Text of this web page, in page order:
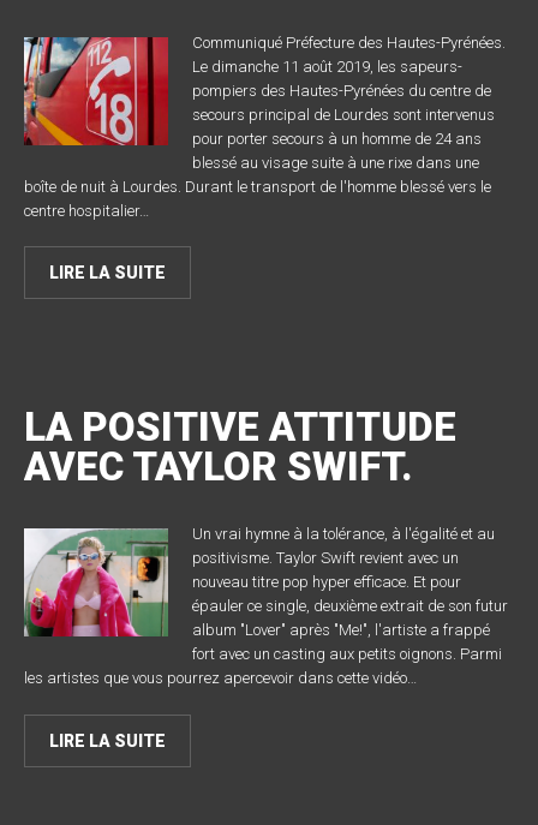
Communiqué Préfecture des Hautes-Pyrénées.
Le dimanche 11 août 2019, les sapeurs-
pompiers des Hautes-Pyrénées du centre de
secours principal de Lourdes sont intervenus
pour porter secours à un homme de 24 ans
blessé au visage suite à une rixe dans une
boîte de nuit à Lourdes. Durant le transport de l'homme blessé vers le
centre hospitalier…
LIRE LA SUITE
LA POSITIVE ATTITUDE
AVEC TAYLOR SWIFT.
Un vrai hymne à la tolérance, à l'égalité et au
positivisme. Taylor Swift revient avec un
nouveau titre pop hyper efficace. Et pour
épauler ce single, deuxième extrait de son futur
album "Lover" après "Me!", l'artiste a frappé
fort avec un casting aux petits oignons. Parmi
les artistes que vous pourrez apercevoir dans cette vidéo…
LIRE LA SUITE